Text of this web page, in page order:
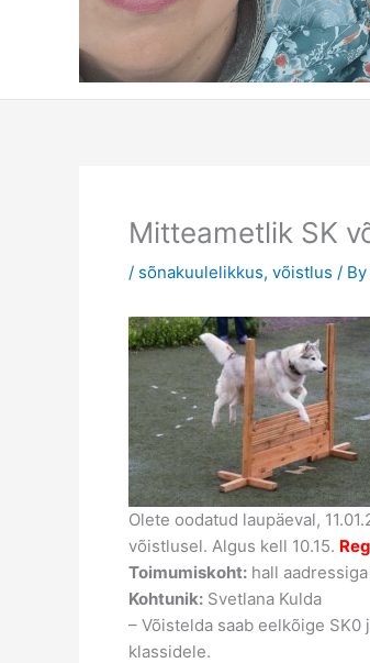
Mitteametlik SK
/ sõnakuulelikkus, võistlus / By
Olete oodatud laupäeval,
võistlusel. Algus kell 10.15.
Toimumiskoht: hall
Kohtunik: Svetlana Kulda
– Võistelda saab eelkõige
klassidele.